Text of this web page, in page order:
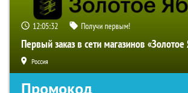
12:05:31 Получи первым!
Первый заказ в сети магазинов
Россия